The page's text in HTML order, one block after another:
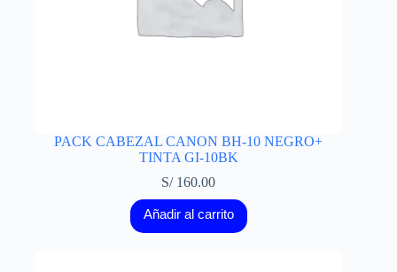
PACK CABEZAL CANON BH-10 NEGRO+
TINTA GI-10BK
S/160.00
Añadir al carrito